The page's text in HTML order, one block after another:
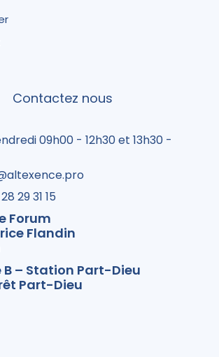
Contactez nous
09h00 - 12h30 et 13h30 -
29 31 15
Forum
Flandin
B – Station Part-Dieu
Part-Dieu